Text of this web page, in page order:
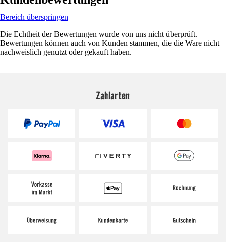
Bereich überspringen
Die Echtheit der Bewertungen wurde von uns nicht überprüft.
Bewertungen können auch von Kunden stammen, die die Ware nicht
nachweislich genutzt oder gekauft haben.
Zahlarten